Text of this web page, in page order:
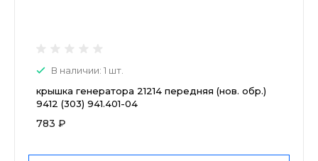
В наличии: 1 шт.
крышка генератора 21214 передняя (нов. обр.)
9412 (303) 941.401-04
783 ₽